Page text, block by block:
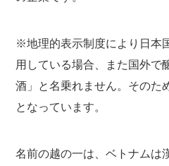
※地理的表示制度により日本
用している場合、また国外で
酒」と名乗れません。そのた
となっています。
名前の越の一は、ベトナムは